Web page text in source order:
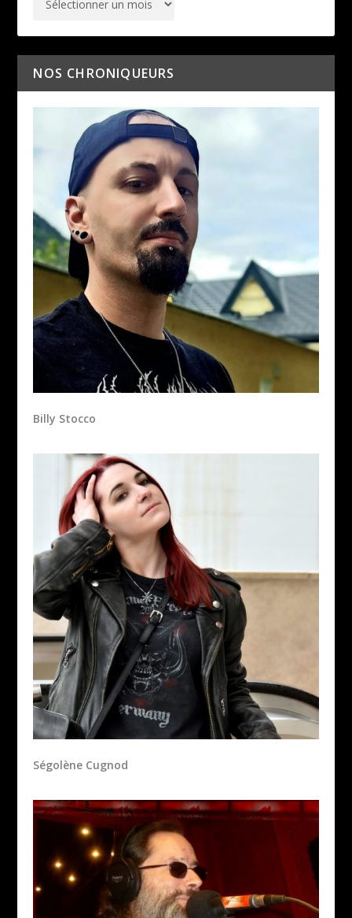
NOS CHRONIQUEURS
Billy Stocco
Ségolène Cugnod